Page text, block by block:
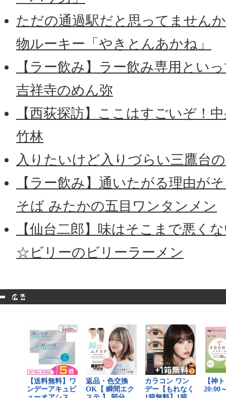
ただの通過駅だと思ってません
物ルーキー「やきとんあかね」
【ラー飲み】ラー飲み専用とい
吉祥寺のめん弥
【西荻探訪】ここはすごいぞ！
竹林
入りたいけど入りづらい三鷹台
【ラー飲み】通いたがる理由が
そば みたかの五目ワンタンメン
【仙台二郎】味はそこまで悪く
☆ビリーのビリーラーメン